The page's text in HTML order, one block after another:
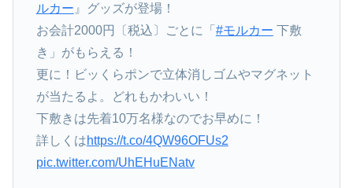
ルカー 』グッズが登場！
お会計2000円〔税込〕ごとに「 #モルカー 下敷
き」がもらえる！
更に！ビッくらポンで立体消しゴムやマグネット
が当たるよ。どれもかわいい！
下敷きは先着10万名様なのでお早めに！
詳しくはhttps://t.co/4QW96OFUs2
pic.twitter.com/UhEHuENatv